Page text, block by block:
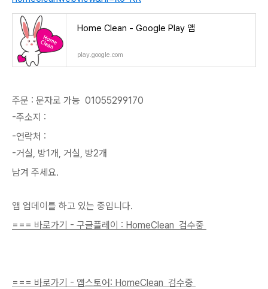
Home Clean - Google Play 앱
play.google.com
주문 : 문자로 가능 01055299170
-주소지 :
-연락처 :
-거실, 방1개, 거실, 방2개
남겨 주세요.
앱 업데이틀 하고 있는 중입니다.
=== 바로가기 - 구글플레이 : HomeClean 검수중
=== 바로가기 - 앱스토어: HomeClean 검수중